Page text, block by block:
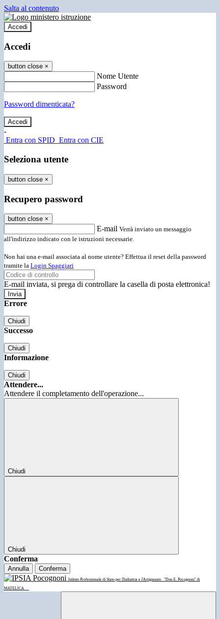
Salta al contenuto
Accedi
Accedi
button close ×
Nome Utente
Password
Password dimenticata?
-
Entra con SPID Entra con CIE
Seleziona utente
button close ×
Recupero password
button close ×
E-mail Verrà inviato un messaggio
all'indirizzo indicato con le istruzioni necessarie.
Non hai una e-mail associata al nome utente? Effettua il reset della password
tramite la Login Spaggiari
E-mail inviata, si prega di controllare la casella di posta elettronica!
Errore
Chiudi
Successo
Chiudi
Informazione
Chiudi
Attendere...
Attendere il completamento dell'operazione...
Chiudi
Chiudi
Conferma
Annulla Conferma
Istituto Professionale di Stato per l'Industria e l'Artigianato
"Don E. Pocognoni" di
MATELICA